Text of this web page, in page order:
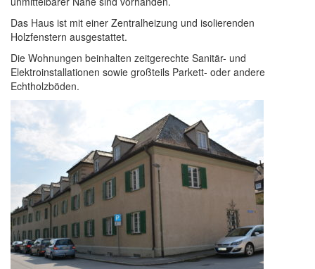
Das Haus ist mit einer Zentralheizung und isolierenden
Holzfenstern ausgestattet.
Die Wohnungen beinhalten zeitgerechte Sanitär- und
Elektroinstallationen sowie großteils Parkett- oder andere
Echtholzböden.